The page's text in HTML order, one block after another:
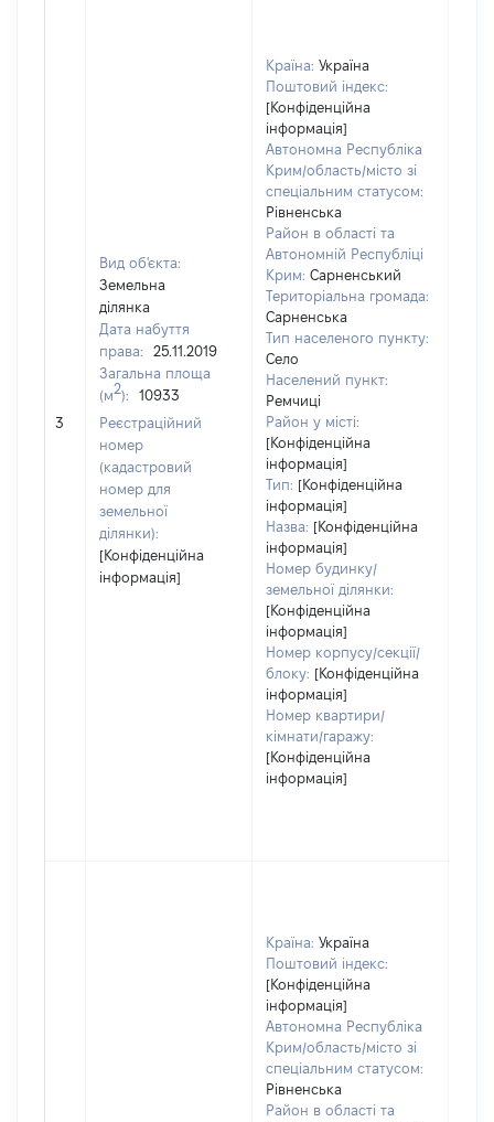
3
Вид об'єкта:
Земельна
ділянка
Дата набуття
права:
25.11.2019
Загальна площа
(м2):
10933
Реєстраційний
номер
(кадастровий
номер для
земельної
ділянки):
[Конфіденційна
інформація]
Країна: Україна
Поштовий індекс:
[Конфіденційна
інформація]
Автономна Республіка
Крим/область/місто зі
спеціальним статусом:
Рівненська
Район в області та
Автономній Республіці
Крим: Сарненський
Територіальна громада:
Сарненська
Тип населеного пункту:
Село
Населений пункт:
Ремчиці
Район у місті:
[Конфіденційна
інформація]
Тип: [Конфіденційна
інформація]
Назва: [Конфіденційна
інформація]
Номер будинку/
земельної ділянки:
[Конфіденційна
інформація]
Номер корпусу/секції/
блоку: [Конфіденційна
інформація]
Номер квартири/
кімнати/гаражу:
[Конфіденційна
інформація]
Країна: Україна
Поштовий індекс:
[Конфіденційна
інформація]
Автономна Республіка
Крим/область/місто зі
спеціальним статусом:
Рівненська
Район в області та